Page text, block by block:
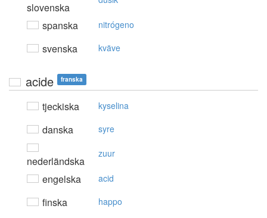
slovenska
spanska nitrógeno
svenska kväve
acide franska
tjeckiska kyselina
danska syre
nederländska
zuur
engelska acid
finska happo